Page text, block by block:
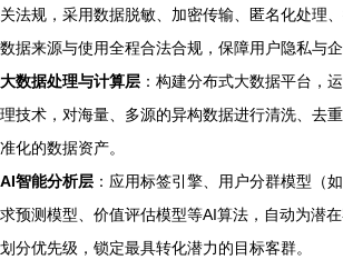
关法规，采用数据脱敏、加密传输、匿名化处理
数据来源与使用全程合法合规，保障用户隐私与企
大数据处理与计算层 ：构建分布式大数据平台，
理技术，对海量、多源的异构数据进行清洗、去
准化的数据资产。
AI智能分析层 ：应用标签引擎、用户分群模型（
求预测模型、价值评估模型等AI算法，自动为潜
划分优先级，锁定最具转化潜力的目标客群。